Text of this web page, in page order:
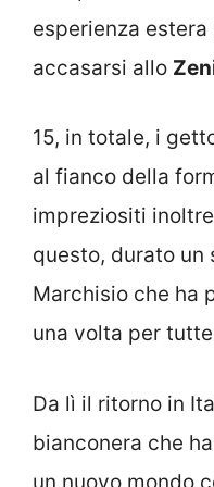
esperienza estera
accasarsi allo
15, in totale, i
al fianco della
impreziositi
questo, durato un
Marchisio che ha
una volta per tutte
Da lì il ritorno in
bianconera che
un nuovo mondo